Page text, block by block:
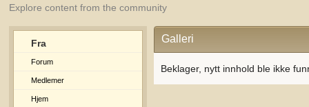
Explore content from the community
Fra
Forum
Medlemer
Hjem
Galleri
Beklager, nytt innhold ble ikke